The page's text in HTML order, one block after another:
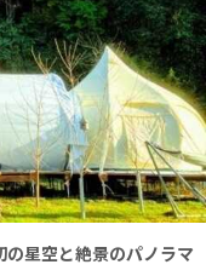
星空と絶景のパノラマ